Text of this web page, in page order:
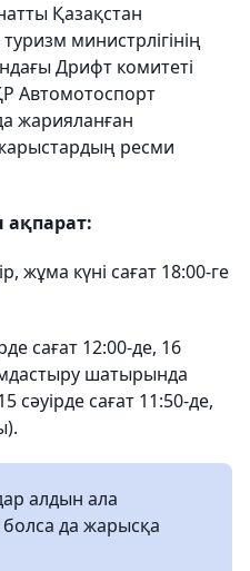
Қазақстан
министрлігінің
Дрифт комитеті
Автомотоспорт
жарияланған
ресми
ақпарат:
жұма күні сағат 18:00-ге
сағат 12:00-де, 16
шатырында
сәуірде сағат 11:50-де,
алдын ала
да жарысқа